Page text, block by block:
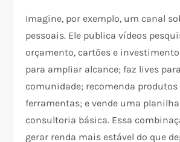
Imagine, por exemplo, um canal
pessoais. Ele publica vídeos
orçamento, cartões e
para ampliar alcance; faz lives
comunidade; recomenda
ferramentas; e vende uma
consultoria básica. Essa
gerar renda mais estável do que